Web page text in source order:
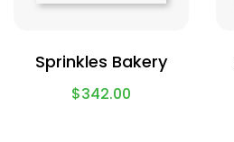
Sprinkles Bakery
$342.00